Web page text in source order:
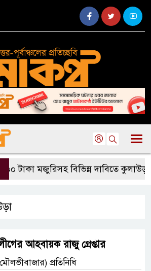
টাকা মজুরিসহ বিভিন্ন দাবিতে কুলাউড়ায়
আহবায়ক রাজু গ্রেপ্তার
প্রতিনিধি